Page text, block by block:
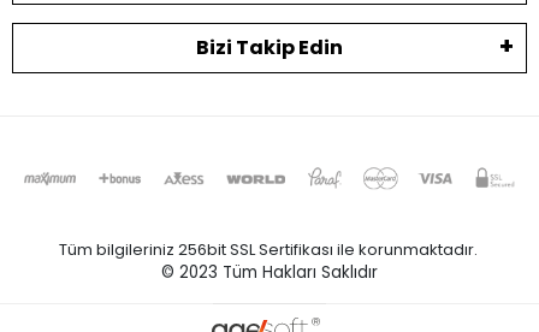
Bizi Takip Edin
Tüm bilgileriniz 256bit SSL Sertifikası ile korunmaktadır.
© 2023 Tüm Hakları Saklıdır